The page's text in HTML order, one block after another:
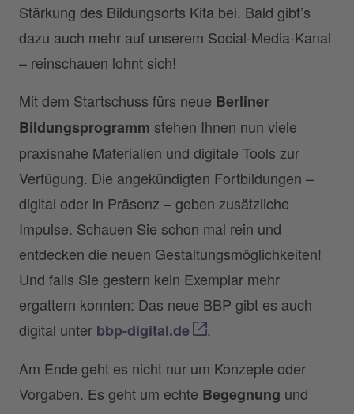
Stärkung des Bildungsorts Kita bei. Bald gibt’s
dazu auch mehr auf unserem Social-Media-Kanal
– reinschauen lohnt sich!
Mit dem Startschuss fürs neue Berliner
Bildungsprogramm stehen Ihnen nun viele
praxisnahe Materialien und digitale Tools zur
Verfügung. Die angekündigten Fortbildungen –
digital oder in Präsenz – geben zusätzliche
Impulse. Schauen Sie schon mal rein und
entdecken die neuen Gestaltungsmöglichkeiten!
Und falls Sie gestern kein Exemplar mehr
ergattern konnten: Das neue BBP gibt es auch
digital unter bbp-digital.de
.
Am Ende geht es nicht nur um Konzepte oder
Vorgaben. Es geht um echte Begegnung und